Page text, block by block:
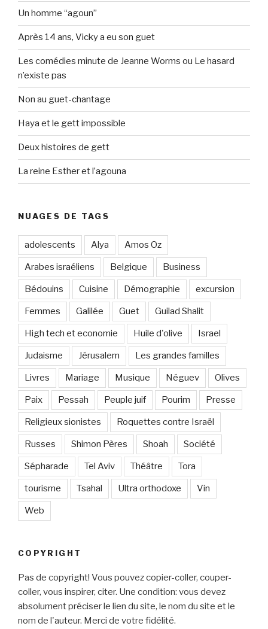
Un homme “agoun”
Après 14 ans, Vicky a eu son guet
Les comédies minute de Jeanne Worms ou Le hasard
n’existe pas
Non au guet-chantage
Haya et le gett impossible
Deux histoires de gett
La reine Esther et l’agouna
NUAGES DE TAGS
adolescents Alya Amos Oz
Arabes israéliens Belgique Business
Bédouins Cuisine Démographie excursion
Femmes Galilée Guet Guilad Shalit
High tech et economie Huile d'olive Israel
Judaisme Jérusalem Les grandes familles
Livres Mariage Musique Néguev Olives
Paix Pessah Peuple juif Pourim Presse
Religieux sionistes Roquettes contre Israël
Russes Shimon Pères Shoah Société
Sépharade Tel Aviv Théâtre Tora
tourisme Tsahal Ultra orthodoxe Vin
Web
COPYRIGHT
Pas de copyright! Vous pouvez copier-coller, couper-
coller, vous inspirer, citer. Une condition: vous devez
absolument préciser le lien du site, le nom du site et le
nom de l'auteur. Merci de votre fidélité.